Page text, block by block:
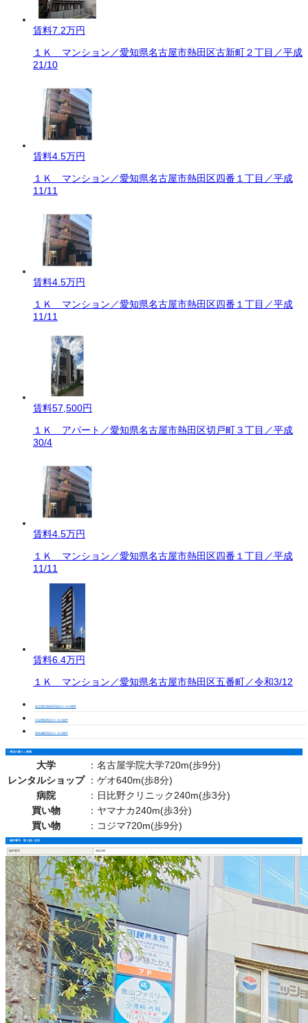
賃料7.2万円
１Ｋ マンション／愛知県名古屋市熱田区古新町２丁目／平成
21/10
賃料4.5万円
１Ｋ マンション／愛知県名古屋市熱田区四番１丁目／平成
11/11
賃料4.5万円
１Ｋ マンション／愛知県名古屋市熱田区四番１丁目／平成
11/11
賃料57,500円
１Ｋ アパート／愛知県名古屋市熱田区切戸町３丁目／平成
30/4
賃料4.5万円
１Ｋ マンション／愛知県名古屋市熱田区四番１丁目／平成
11/11
賃料6.4万円
１Ｋ マンション／愛知県名古屋市熱田区五番町／令和3/12
名古屋市熱田区周辺の１Ｒの物件
日比野駅周辺の１Ｒの物件
西高蔵駅周辺の１Ｒの物件
周辺の暮らし情報
大学 ： 名古屋学院大学720m(歩9分)
レンタルショップ
： ゲオ640m(歩8分)
病院
： 日比野クリニック240m(歩3分)
買い物
： ヤマナカ240m(歩3分)
買い物
： コジマ720m(歩9分)
物件番号・取り扱い支店
物件番号 2601790